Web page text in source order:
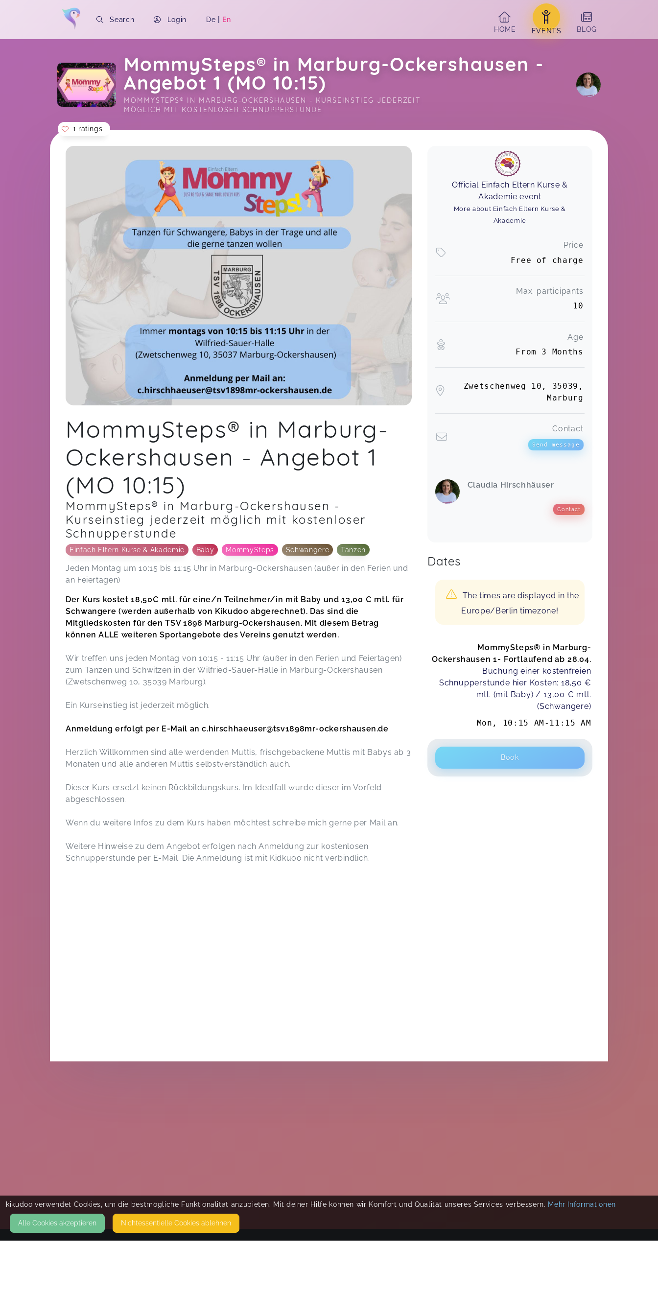
Search Login De | En
HOME
EVENTS BLOG
MommySteps® in Marburg-Ockershausen -
Angebot 1 (MO 10:15)
MOMMYSTEPS® IN MARBURG-OCKERSHAUSEN - KURSEINSTIEG JEDERZEIT
MÖGLICH MIT KOSTENLOSER SCHNUPPERSTUNDE
Soon you will learn more about me here...
1 ratings
MommySteps® in Marburg-
Ockershausen - Angebot 1
(MO 10:15)
MommySteps® in Marburg-Ockershausen -
Kurseinstieg jederzeit möglich mit kostenloser
Schnupperstunde
Einfach Eltern Kurse & Akademie Baby MommySteps Schwangere Tanzen
Jeden Montag um 10:15 bis 11:15 Uhr in Marburg-Ockershausen (außer in den Ferien und
an Feiertagen)
Der Kurs kostet 18,50€ mtl. für eine/n Teilnehmer/in mit Baby und 13,00 € mtl. für
Schwangere (werden außerhalb von Kikudoo abgerechnet). Das sind die
Mitgliedskosten für den TSV 1898 Marburg-Ockershausen. Mit diesem Betrag
können ALLE weiteren Sportangebote des Vereins genutzt werden.
Wir treffen uns jeden Montag von 10:15 - 11:15 Uhr (außer in den Ferien und Feiertagen)
zum Tanzen und Schwitzen in der Wilfried-Sauer-Halle in Marburg-Ockershausen
(Zwetschenweg 10, 35039 Marburg).
Ein Kurseinstieg ist jederzeit möglich.
Anmeldung erfolgt per E-Mail an c.hirschhaeuser@tsv1898mr-ockershausen.de
Herzlich Willkommen sind alle werdenden Muttis, frischgebackene Muttis mit Babys ab 3
Monaten und alle anderen Muttis selbstverständlich auch.
Dieser Kurs ersetzt keinen Rückbildungskurs. Im Idealfall wurde dieser im Vorfeld
abgeschlossen.
Wenn du weitere Infos zu dem Kurs haben möchtest schreibe mich gerne per Mail an.
Weitere Hinweise zu dem Angebot erfolgen nach Anmeldung zur kostenlosen
Schnupperstunde per E-Mail. Die Anmeldung ist mit Kidkuoo nicht verbindlich.
Official Einfach Eltern Kurse &
Akademie event
More about Einfach Eltern Kurse &
Akademie
Price
Free of charge
Max. participants
10
Age
From 3 Months
Zwetschenweg 10, 35039,
Marburg
Contact
Send message
Claudia Hirschhäuser
Contact
Dates
The times are displayed in the
Europe/Berlin timezone!
MommySteps® in Marburg-
Ockershausen 1- Fortlaufend ab 28.04.
Buchung einer kostenfreien
Schnupperstunde hier Kosten: 18,50 €
mtl. (mit Baby) / 13,00 € mtl.
(Schwangere)
Mon , 10:15 AM - 11:15 AM
Book
kikudoo verwendet Cookies, um die bestmögliche Funktionalität anzubieten. Mit deiner Hilfe können wir Komfort und Qualität unseres Services verbessern. Mehr Informationen
Alle Cookies akzeptieren Nicht­essentielle Cookies ablehnen